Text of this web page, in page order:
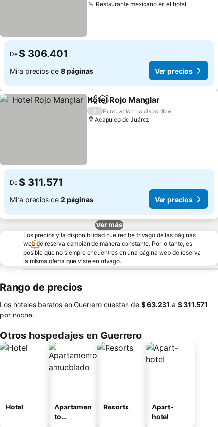
Restaurante mexicano en el hotel
De $ 306.401
Mira precios de 8 páginas Ver precios
CompartirAgregar a favoritos
Hotel Rojo Manglar
/
Puntuación no disponible
Acapulco de Juárez
De $ 311.571
Mira precios de 2 páginas Ver precios
Ver más
Los precios y la disponibilidad que recibe trivago de las páginas
web de reserva cambian de manera constante. Por lo tanto, es
posible que no siempre encuentres en una página web de reserva
la misma oferta que viste en trivago.
Rango de precios
Los hoteles baratos en Guerrero cuestan de ‎$ 63.231 a ‎$ 311.571
por noche.
Otros hospedajes en Guerrero
Hotel
Apartamen
to
Resorts
Apart-
hotel